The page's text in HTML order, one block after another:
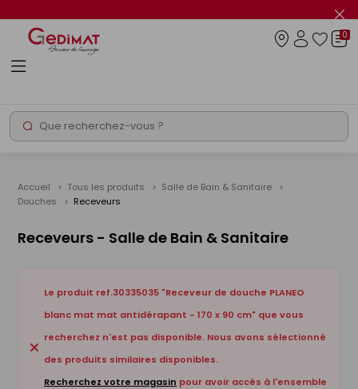
le
info
Rechercher
0
Accueil Tous les produits
Salle de Bain & Sanitaire
Douches
Receveurs
Receveurs - Salle de Bain & Sanitaire
Le produit ref.30335035 "Receveur de douche PLANEO
blanc mat mat antidérapant - 170 x 90 cm" que vous
recherchez n'est pas disponible. Nous avons sélectionné
des produits similaires disponibles.
Recherchez votre magasin pour avoir accès à l'ensemble